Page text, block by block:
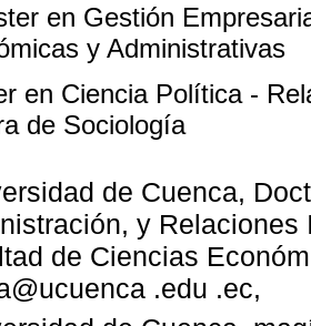
en Gestión
y Administrativas
en Ciencia Política -
de Sociología
de Cuenca,
y
de Ciencias
.edu .ec,